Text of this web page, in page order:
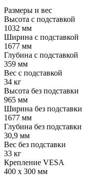
Размеры и вес
Высота с подставкой
1032 мм
Ширина с подставкой
1677 мм
Глубина с подставкой
359 мм
Вес с подставкой
34 кг
Высота без подставки
965 мм
Ширина без подставки
1677 мм
Глубина без подставки
30,9 мм
Вес без подставки
33 кг
Крепление VESA
400 x 300 мм